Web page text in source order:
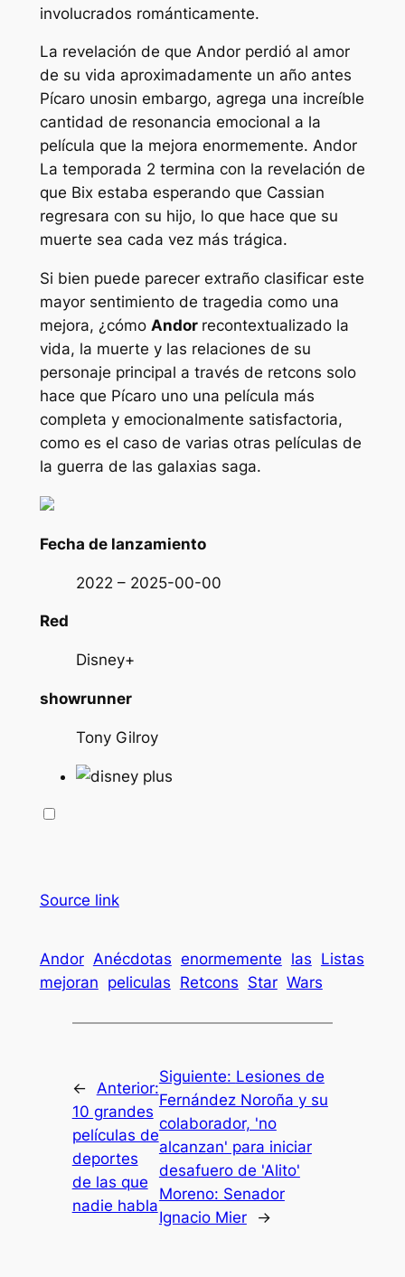
involucrados románticamente.
La revelación de que Andor perdió al amor
de su vida aproximadamente un año antes
Pícaro unosin embargo, agrega una increíble
cantidad de resonancia emocional a la
película que la mejora enormemente. Andor
La temporada 2 termina con la revelación de
que Bix estaba esperando que Cassian
regresara con su hijo, lo que hace que su
muerte sea cada vez más trágica.
Si bien puede parecer extraño clasificar este
mayor sentimiento de tragedia como una
mejora, ¿cómo Andor recontextualizado la
vida, la muerte y las relaciones de su
personaje principal a través de retcons solo
hace que Pícaro unouna película más
completa y emocionalmente satisfactoria,
como es el caso de varias otras películas de
la guerra de las galaxias saga.
Fecha de lanzamiento
2022 – 2025-00-00
Red
Disney+
showrunner
Tony Gilroy
Source link
Andor Anécdotas enormemente las Listas
mejoran peliculas Retcons Star Wars
←
Anterior:
10 grandes
películas de
deportes
de las que
nadie habla
Siguiente: Lesiones de
Fernández Noroña y su
colaborador, 'no
alcanzan' para iniciar
desafuero de 'Alito'
Moreno: Senador
Ignacio Mier
→